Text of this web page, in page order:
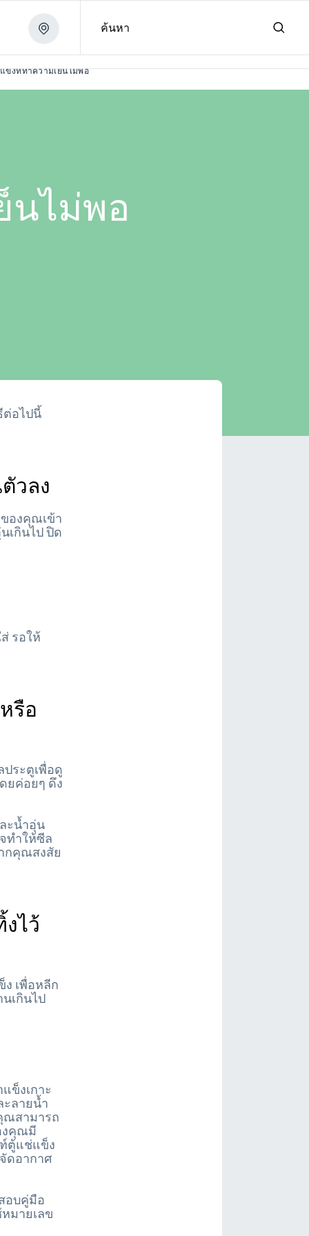
ค้นหา
ข็งที่ทำความเย็นไม่พอ
นไม่พอ
ต่อไปนี้
วลง
องคุณเข้า
เกินไป ปิด
รอให้
รือ
ระตูเพื่อดู
ยค่อยๆ ดึง
ะน้ำอุ่น
ทำให้ซีล
กคุณสงสัย
ไว้
ง เพื่อหลีก
เกินไป
ข็งเกาะ
ะลายน้ำ
ณสามารถ
งคุณมี
ตู้แช่แข็ง
ดอากาศ
อบคู่มือ
มายเลข